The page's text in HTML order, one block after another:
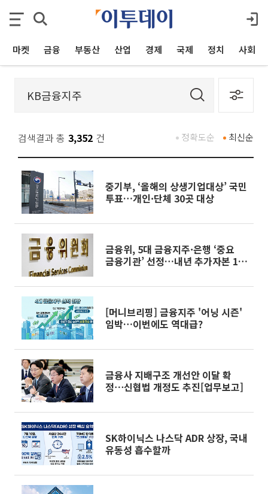
마켓 금융 부동산 산업 경제 국제 정치 사회
검색결과 총 3,352 건 최신순
정확도순
중기부, ‘올해의 상생기업대상’ 국민
투표…개인·단체 30곳 대상
금융위, 5대 금융지주·은행 ‘중요
금융기관’ 선정…내년 추가자본 1%
[머니브리핑] 금융지주 '어닝 시즌'
임박…이번에도 역대급?
금융사 지배구조 개선안 이달 확
정⋯신협법 개정도 추진[업무보고]
SK하이닉스 나스닥 ADR 상장, 국내
유동성 흡수할까